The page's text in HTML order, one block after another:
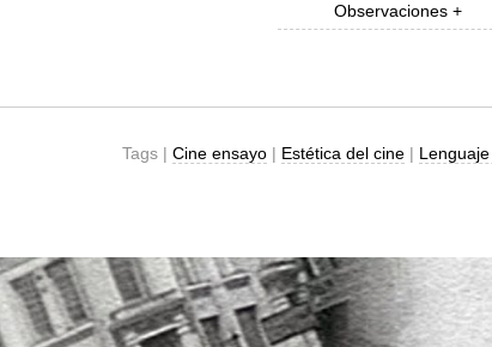
Observaciones +
Tags |Cine ensayo | Estética del cine |